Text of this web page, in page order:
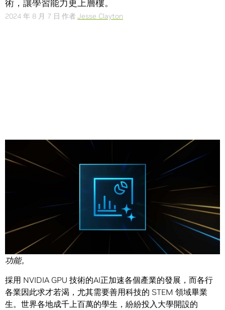
術，讓學習能力更上層樓。
2024 年 8 月 7 日 作者Jesse Clayton
編者按：本文為「解碼 AI 」系列文章，以簡單易懂的方式解
密人工智慧，並介紹 RTX PC 的新硬體、軟體、工具與加速
功能。
採用 NVIDIA GPU 技術的AI正加速各個產業的發展，而各行
各業因此求才若渴，尤其需要善用科技的 STEM 領域畢業
生。世界各地成千上百萬的學生，紛紛投入大學開設的